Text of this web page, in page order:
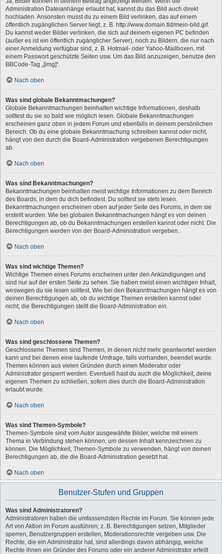
Administration Dateianhänge erlaubt hat, kannst du das Bild auch direkt
hochladen. Ansonsten musst du zu einem Bild verlinken, das auf einem
öffentlich zugänglichen Server liegt, z. B. http://www.domain.tld/mein-bild.gif.
Du kannst weder Bilder verlinken, die sich auf deinem eigenen PC befinden
(außer es ist ein öffentlich zugänglicher Server), noch zu Bildern, die nur nach
einer Anmeldung verfügbar sind, z. B. Hotmail- oder Yahoo-Mailboxen, mit
einem Passwort geschützte Seiten usw. Um das Bild anzuzeigen, benutze den
BBCode-Tag „[img]“.
Nach oben
Was sind globale Bekanntmachungen?
Globale Bekanntmachungen beinhalten wichtige Informationen, deshalb
solltest du sie so bald wie möglich lesen. Globale Bekanntmachungen
erscheinen ganz oben in jedem Forum und ebenfalls in deinem persönlichen
Bereich. Ob du eine globale Bekanntmachung schreiben kannst oder nicht,
hängt von den durch die Board-Administration vergebenen Berechtigungen
ab.
Nach oben
Was sind Bekanntmachungen?
Bekanntmachungen beinhalten meist wichtige Informationen zu dem Bereich
des Boards, in dem du dich befindest. Du solltest sie stets lesen.
Bekanntmachungen erscheinen oben auf jeder Seite des Forums, in dem sie
erstellt wurden. Wie bei globalen Bekanntmachungen hängt es von deinen
Berechtigungen ab, ob du Bekanntmachungen erstellen kannst oder nicht. Die
Berechtigungen werden von der Board-Administration vergeben.
Nach oben
Was sind wichtige Themen?
Wichtige Themen eines Forums erscheinen unter den Ankündigungen und
sind nur auf der ersten Seite zu sehen. Sie haben meist einen wichtigen Inhalt,
weswegen du sie lesen solltest. Wie bei den Bekanntmachungen hängt es von
deinen Berechtigungen ab, ob du wichtige Themen erstellen kannst oder
nicht; die Berechtigungen stellt die Board-Administration ein.
Nach oben
Was sind geschlossene Themen?
Geschlossene Themen sind Themen, in denen nicht mehr geantwortet werden
kann und bei denen eine laufende Umfrage, falls vorhanden, beendet wurde.
Themen können aus vielen Gründen durch einen Moderator oder
Administrator gesperrt werden. Eventuell hast du auch die Möglichkeit, deine
eigenen Themen zu schließen, sofern dies durch die Board-Administration
erlaubt wurde.
Nach oben
Was sind Themen-Symbole?
Themen-Symbole sind vom Autor ausgewählte Bilder, welche mit einem
Thema in Verbindung stehen können, um dessen Inhalt kennzeichnen zu
können. Die Möglichkeit, Themen-Symbole zu verwenden, hängt von deinen
Berechtigungen ab, die die Board-Administration gesetzt hat.
Nach oben
Benutzer-Stufen und Gruppen
Was sind Administratoren?
Administratoren haben die umfassendsten Rechte im Forum. Sie können jede
Art von Aktion im Forum ausführen; z. B. Berechtigungen setzen, Mitglieder
sperren, Benutzergruppen erstellen, Moderationsrechte vergeben usw. Die
Rechte, die ein Administrator hat, sind allerdings davon abhängig, welche
Rechte ihnen ein Gründer des Forums oder ein anderer Administrator erteilt